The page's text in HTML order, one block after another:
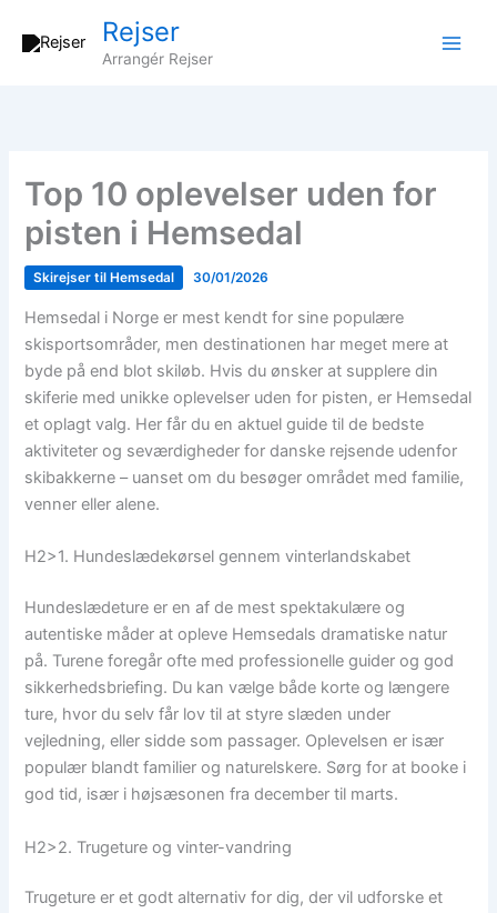
Rejser
Arrangér Rejser
Top 10 oplevelser uden for
pisten i Hemsedal
Skirejser til Hemsedal 30/01/2026
Hemsedal i Norge er mest kendt for sine populære
skisportsområder, men destinationen har meget mere at
byde på end blot skiløb. Hvis du ønsker at supplere din
skiferie med unikke oplevelser uden for pisten, er Hemsedal
et oplagt valg. Her får du en aktuel guide til de bedste
aktiviteter og seværdigheder for danske rejsende udenfor
skibakkerne – uanset om du besøger området med familie,
venner eller alene.
H2>1. Hundeslædekørsel gennem vinterlandskabet
Hundeslædeture er en af de mest spektakulære og
autentiske måder at opleve Hemsedals dramatiske natur
på. Turene foregår ofte med professionelle guider og god
sikkerhedsbriefing. Du kan vælge både korte og længere
ture, hvor du selv får lov til at styre slæden under
vejledning, eller sidde som passager. Oplevelsen er især
populær blandt familier og naturelskere. Sørg for at booke i
god tid, især i højsæsonen fra december til marts.
H2>2. Trugeture og vinter-vandring
Trugeture er et godt alternativ for dig, der vil udforske et